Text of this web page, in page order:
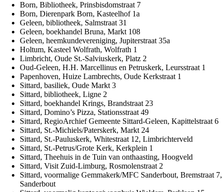
Born, Bibliotheek, Prinsbisdomstraat 7
Born, Dierenpark Born, Kasteelhof 1a
Geleen, bibliotheek, Salmstraat 31
Geleen, boekhandel Bruna, Markt 108
Geleen, heemkundevereniging, Jupiterstraat 35a
Holtum, Kasteel Wolfrath, Wolfrath 1
Limbricht, Oude St.-Salviuskerk, Platz 2
Oud-Geleen, H.H. Marcellinus en Petruskerk, Leursstraat 1
Papenhoven, Huize Lambrechts, Oude Kerkstraat 1
Sittard, basiliek, Oude Markt 3
Sittard, bibliotheek, Ligne 2
Sittard, boekhandel Krings, Brandstraat 23
Sittard, Domino’s Pizza, Stationsstraat 49
Sittard, RegioArchief Gemeente Sittard-Geleen, Kapittelstraat 6
Sittard, St.-Michiels/Paterskerk, Markt 24
Sittard, St.-Pauluskerk, Whitestraat 12, Limbrichterveld
Sittard, St.-Petrus/Grote Kerk, Kerkplein 1
Sittard, Theehuis in de Tuin van onthaasting, Hoogveld
Sittard, Visit Zuid-Limburg, Rosmolenstraat 2
Sittard, voormalige Gemmakerk/MFC Sanderbout, Bremstraat 7,
Sanderbout